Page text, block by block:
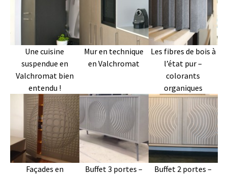
Une cuisine
suspendue en
Valchromat bien
entendu !
Mur en technique
en Valchromat
Les fibres de bois à
l’état pur –
colorants
organiques
Façades en
Buffet 3 portes –
Buffet 2 portes –